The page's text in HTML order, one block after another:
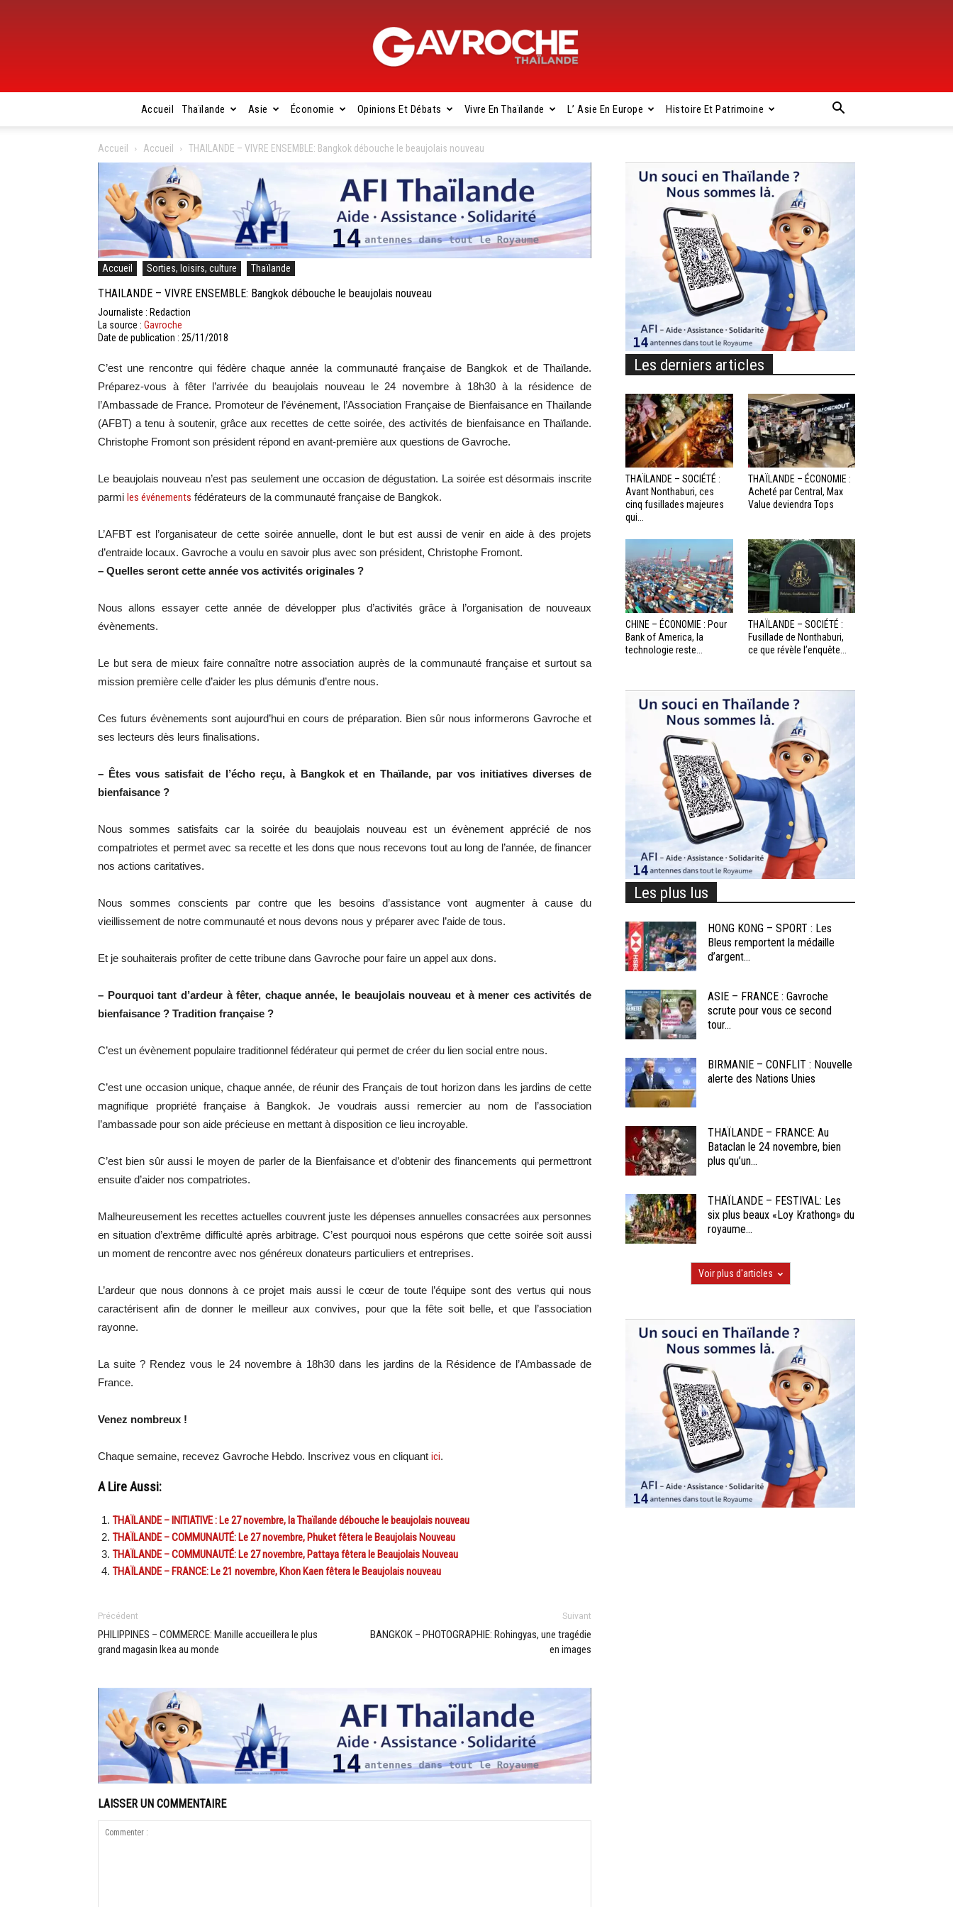
Gavroche
Thaïlande
Accueil Thaïlande Asie Économie Opinions Et Débats Vivre En Thaïlande L’ Asie En Europe Histoire Et Patrimoine
Accueil Accueil THAILANDE – VIVRE ENSEMBLE: Bangkok débouche le beaujolais nouveau
Accueil Sorties, loisirs, culture Thaïlande
THAILANDE – VIVRE ENSEMBLE: Bangkok débouche le beaujolais nouveau
Journaliste : Redaction
La source : Gavroche
Date de publication : 25/11/2018
C’est une rencontre qui fédère chaque année la communauté française de Bangkok et de Thaïlande.
Préparez-vous à fêter l’arrivée du beaujolais nouveau le 24 novembre à 18h30 à la résidence de
l’Ambassade de France. Promoteur de l’événement, l’Association Française de Bienfaisance en Thaïlande
(AFBT) a tenu à soutenir, grâce aux recettes de cette soirée, des activités de bienfaisance en Thaïlande.
Christophe Fromont son président répond en avant-première aux questions de Gavroche.
Le beaujolais nouveau n’est pas seulement une occasion de dégustation. La soirée est désormais inscrite
parmi les événements fédérateurs de la communauté française de Bangkok.
L’AFBT est l’organisateur de cette soirée annuelle, dont le but est aussi de venir en aide à des projets
d’entraide locaux. Gavroche a voulu en savoir plus avec son président, Christophe Fromont.
– Quelles seront cette année vos activités originales ?
Nous allons essayer cette année de développer plus d’activités grâce à l’organisation de nouveaux
évènements.
Le but sera de mieux faire connaître notre association auprès de la communauté française et surtout sa
mission première celle d’aider les plus démunis d’entre nous.
Ces futurs évènements sont aujourd’hui en cours de préparation. Bien sûr nous informerons Gavroche et
ses lecteurs dès leurs finalisations.
– Êtes vous satisfait de l’écho reçu, à Bangkok et en Thaïlande, par vos initiatives diverses de
bienfaisance ?
Nous sommes satisfaits car la soirée du beaujolais nouveau est un évènement apprécié de nos
compatriotes et permet avec sa recette et les dons que nous recevons tout au long de l’année, de financer
nos actions caritatives.
Nous sommes conscients par contre que les besoins d’assistance vont augmenter à cause du
vieillissement de notre communauté et nous devons nous y préparer avec l’aide de tous.
Et je souhaiterais profiter de cette tribune dans Gavroche pour faire un appel aux dons.
– Pourquoi tant d’ardeur à fêter, chaque année, le beaujolais nouveau et à mener ces activités de
bienfaisance ? Tradition française ?
C’est un évènement populaire traditionnel fédérateur qui permet de créer du lien social entre nous.
C’est une occasion unique, chaque année, de réunir des Français de tout horizon dans les jardins de cette
magnifique propriété française à Bangkok. Je voudrais aussi remercier au nom de l’association
l’ambassade pour son aide précieuse en mettant à disposition ce lieu incroyable.
C’est bien sûr aussi le moyen de parler de la Bienfaisance et d’obtenir des financements qui permettront
ensuite d’aider nos compatriotes.
Malheureusement les recettes actuelles couvrent juste les dépenses annuelles consacrées aux personnes
en situation d’extrême difficulté après arbitrage. C’est pourquoi nous espérons que cette soirée soit aussi
un moment de rencontre avec nos généreux donateurs particuliers et entreprises.
L’ardeur que nous donnons à ce projet mais aussi le cœur de toute l’équipe sont des vertus qui nous
caractérisent afin de donner le meilleur aux convives, pour que la fête soit belle, et que l’association
rayonne.
La suite ? Rendez vous le 24 novembre à 18h30 dans les jardins de la Résidence de l’Ambassade de
France.
Venez nombreux !
Chaque semaine, recevez Gavroche Hebdo. Inscrivez vous en cliquant ici.
A Lire Aussi:
THAÏLANDE – INITIATIVE : Le 27 novembre, la Thaïlande débouche le beaujolais nouveau
THAÏLANDE – COMMUNAUTÉ: Le 27 novembre, Phuket fêtera le Beaujolais Nouveau
THAÏLANDE – COMMUNAUTÉ: Le 27 novembre, Pattaya fêtera le Beaujolais Nouveau
THAÏLANDE – FRANCE: Le 21 novembre, Khon Kaen fêtera le Beaujolais nouveau
Précédent
PHILIPPINES – COMMERCE: Manille accueillera le plus
grand magasin Ikea au monde
Suivant
BANGKOK – PHOTOGRAPHIE: Rohingyas, une tragédie
en images
LAISSER UN COMMENTAIRE
Les derniers articles
THAÏLANDE – SOCIÉTÉ :
Avant Nonthaburi, ces
cinq fusillades majeures
qui...
THAÏLANDE – ÉCONOMIE :
Acheté par Central, Max
Value deviendra Tops
CHINE – ÉCONOMIE : Pour
Bank of America, la
technologie reste...
THAÏLANDE – SOCIÉTÉ :
Fusillade de Nonthaburi,
ce que révèle l’enquête...
Les plus lus
HONG KONG – SPORT : Les
Bleus remportent la médaille
d’argent...
ASIE – FRANCE : Gavroche
scrute pour vous ce second
tour...
BIRMANIE – CONFLIT : Nouvelle
alerte des Nations Unies
THAÏLANDE – FRANCE: Au
Bataclan le 24 novembre, bien
plus qu’un...
THAÏLANDE – FESTIVAL: Les
six plus beaux «Loy Krathong» du
royaume...
Voir plus d'articles